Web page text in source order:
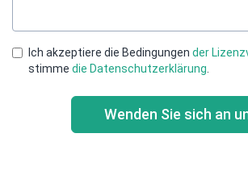
Ich akzeptiere die Bedingungen der
stimme die Datenschutzerklärung
Wenden Sie sich an